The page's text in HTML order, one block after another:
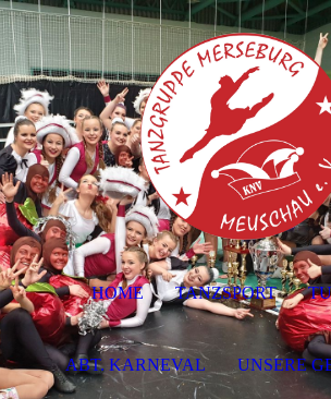
HOME TANZSPORT
ABT. KARNEVAL UNSERE